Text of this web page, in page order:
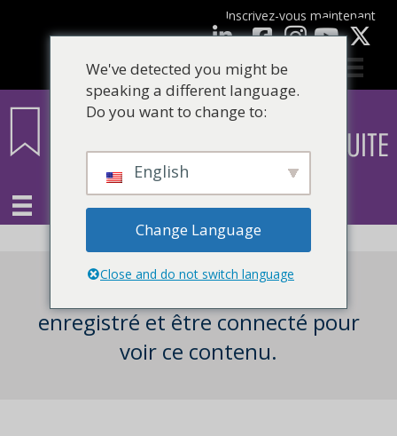
Inscrivez-vous maintenant
LinkedInFacebook Youtube
Vous devez être un utilisateur
enregistré et être connecté pour
voir ce contenu.
We've detected you might be
speaking a different language.
Do you want to change to:
English
Change Language
Close and do not switch language